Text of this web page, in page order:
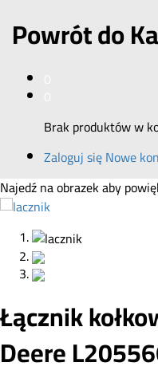
Powrót do
Brak produktów w
Zaloguj sięNowe
Najedź na obrazek aby
Łącznik
Deere